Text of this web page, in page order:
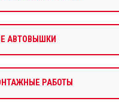
АВТОВЫШКИ
РАБОТЫ